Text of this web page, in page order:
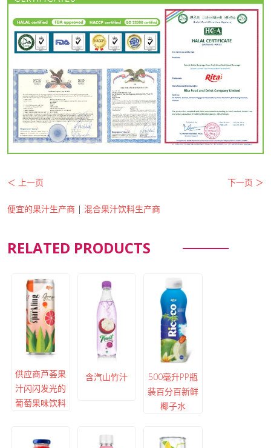
＜ 上一页 下一页 ＞
便宜的果汁生产商 | 混合果汁饮料生产商
RELATED PRODUCTS
供应商芦荟果
汁闪闪发光的
葡萄果味饮料
含汽山竹汁
500毫升PP瓶
装百分百新鲜
椰子水